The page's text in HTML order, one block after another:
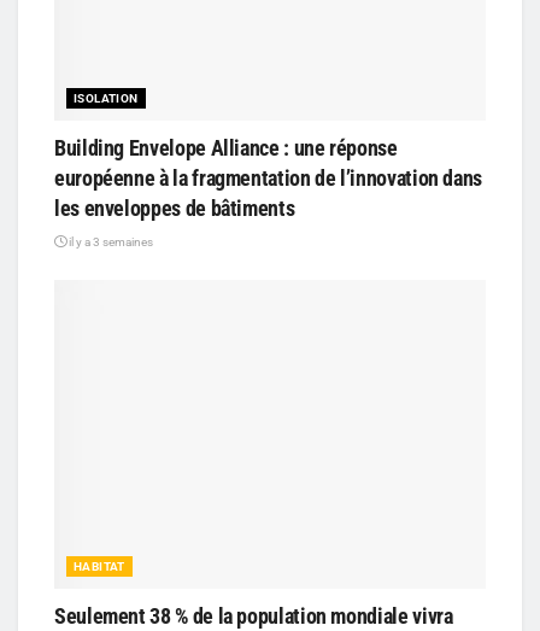
ISOLATION
Building Envelope Alliance : une réponse
européenne à la fragmentation de l’innovation dans
les enveloppes de bâtiments
il y a 3 semaines
HABITAT
Seulement 38 % de la population mondiale vivra